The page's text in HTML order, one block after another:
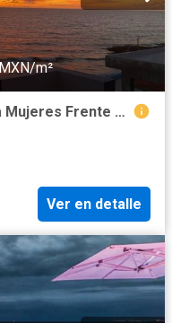
m²
Casa en Venta ideal AirBnB Isla Mujeres Frente al Mar
Ver en detalle